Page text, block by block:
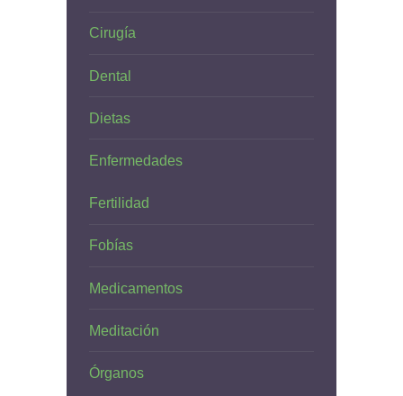
Cirugía
Dental
Dietas
Enfermedades
Fertilidad
Fobías
Medicamentos
Meditación
Órganos